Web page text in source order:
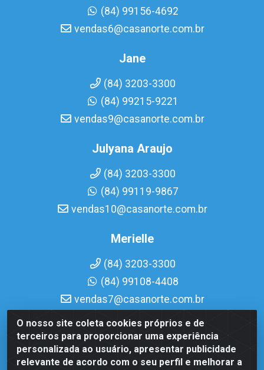
O nosso site coleta cookies próprios e de
terceiros para proporcionar uma experiência
personalizada ao usuário, apresentar publicidade
relevante de acordo com o seu perfil e melhorar a
(84) 99156-4692
vendas6@casanorte.com.br
Jane
(84) 3203-3300
(84) 99215-9221
vendas9@casanorte.com.br
Julyana Araujo
(84) 3203-3300
(84) 99119-9867
vendas10@casanorte.com.br
Merielle
(84) 3203-3300
(84) 99108-4408
vendas7@casanorte.com.br
Casa Norte LTDA - Av. Interventor Mário Câmara, 1815 -
Dix-Sept Rosado, Natal/RN - CEP 59054-600 - CNPJ
08.713.513/0001-51